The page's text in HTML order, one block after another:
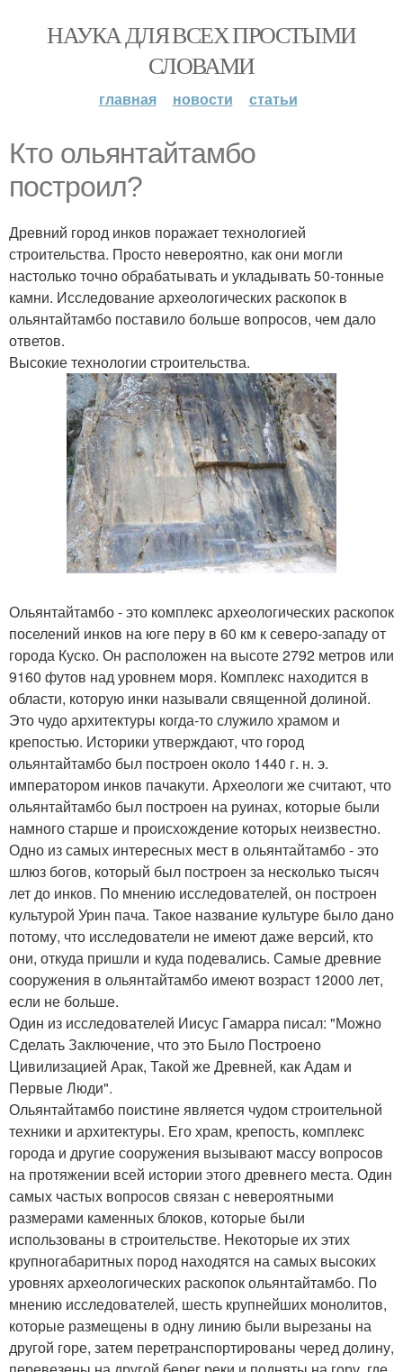
НАУКА ДЛЯ ВСЕХ ПРОСТЫМИ
СЛОВАМИ
главная новости статьи
Кто ольянтайтамбо
построил?
Древний город инков поражает технологией
строительства. Просто невероятно, как они могли
настолько точно обрабатывать и укладывать 50-тонные
камни. Исследование археологических раскопок в
ольянтайтамбо поставило больше вопросов, чем дало
ответов.
Высокие технологии строительства.
Ольянтайтамбо - это комплекс археологических раскопок
поселений инков на юге перу в 60 км к северо-западу от
города Куско. Он расположен на высоте 2792 метров или
9160 футов над уровнем моря. Комплекс находится в
области, которую инки называли священной долиной.
Это чудо архитектуры когда-то служило храмом и
крепостью. Историки утверждают, что город
ольянтайтамбо был построен около 1440 г. н. э.
императором инков пачакути. Археологи же считают, что
ольянтайтамбо был построен на руинах, которые были
намного старше и происхождение которых неизвестно.
Одно из самых интересных мест в ольянтайтамбо - это
шлюз богов, который был построен за несколько тысяч
лет до инков. По мнению исследователей, он построен
культурой Урин пача. Такое название культуре было дано
потому, что исследователи не имеют даже версий, кто
они, откуда пришли и куда подевались. Самые древние
сооружения в ольянтайтамбо имеют возраст 12000 лет,
если не больше.
Один из исследователей Иисус Гамарра писал: "Можно
Сделать Заключение, что это Было Построено
Цивилизацией Арак, Такой же Древней, как Адам и
Первые Люди".
Ольянтайтамбо поистине является чудом строительной
техники и архитектуры. Его храм, крепость, комплекс
города и другие сооружения вызывают массу вопросов
на протяжении всей истории этого древнего места. Один
самых частых вопросов связан с невероятными
размерами каменных блоков, которые были
использованы в строительстве. Некоторые их этих
крупногабаритных пород находятся на самых высоких
уровнях археологических раскопок ольянтайтамбо. По
мнению исследователей, шесть крупнейших монолитов,
которые размещены в одну линию были вырезаны на
другой горе, затем перетранспортированы черед долину,